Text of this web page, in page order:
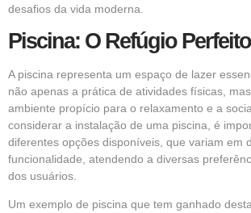
desafios da vida moderna.
Piscina: O Refúgio Perfeito
A piscina representa um espaço de lazer
não apenas a prática de atividades físicas,
ambiente propício para o relaxamento e a
considerar a instalação de uma piscina, é
diferentes opções disponíveis, que variam em
funcionalidade, atendendo a diversas
dos usuários.
Um exemplo de piscina que tem ganhado